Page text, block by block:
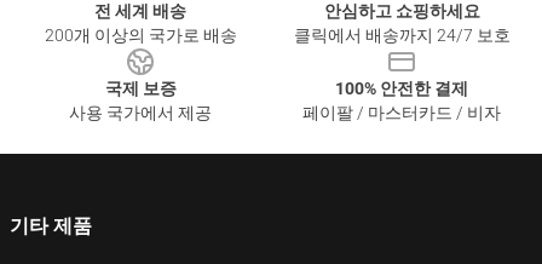
전 세계 배송
200개 이상의 국가로 배송
안심하고 쇼핑하세요
클릭에서 배송까지 24/7 보호
국제 보증
사용 국가에서 제공
100% 안전한 결제
페이팔 / 마스터카드 / 비자
기타 제품